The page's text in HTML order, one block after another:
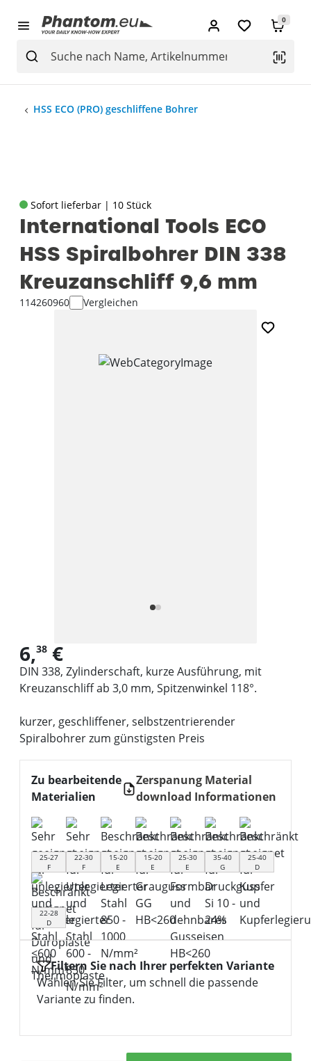
0
HSS ECO (PRO) geschliffene Bohrer
Sofort lieferbar | 10 Stück
International Tools ECO
HSS Spiralbohrer DIN 338
Kreuzanschliff 9‚6 mm
114260960 Vergleichen
6,38 €
DIN 338, Zylinderschaft, kurze Ausführung, mit
Kreuzanschliff ab 3,0 mm, Spitzenwinkel 118°.
kurzer, geschliffener, selbstzentrierender
Spiralbohrer zum günstigsten Preis
Zu bearbeitende
Materialien
Zerspanung Material
download Informationen
25-27
F
22-30
F
15-20
E
15-20
E
25-30
E
35-40
G
25-40
D
22-28
D
Filtern Sie nach Ihrer perfekten Variante
Wählen Sie Filter, um schnell die passende
Variante zu finden.